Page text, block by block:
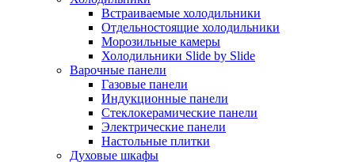
Встраиваемые холодильники
Отдельностоящие холодильники
Морозильные камеры
Холодильники Slide by Slide
Варочные панели
Газовые панели
Индукционные панели
Стеклокерамические панели
Электрические панели
Настольные плитки
Духовые шкафы